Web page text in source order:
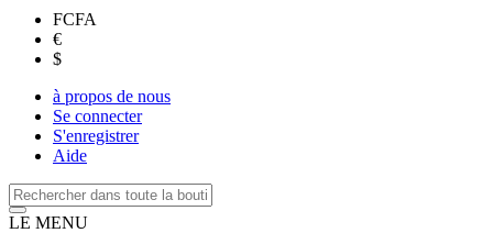
FCFA
€
$
à propos de nous
Se connecter
S'enregistrer
Aide
LE MENU